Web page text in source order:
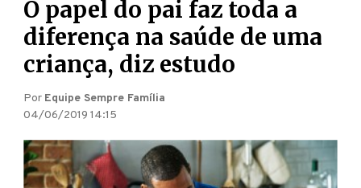
O papel do pai faz toda a
diferença na saúde de uma
criança, diz estudo
Por Equipe Sempre Família
04/06/2019 14:15